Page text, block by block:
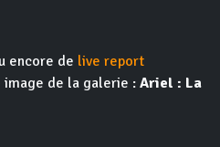
encore de live report
image de la galerie : Ariel : La